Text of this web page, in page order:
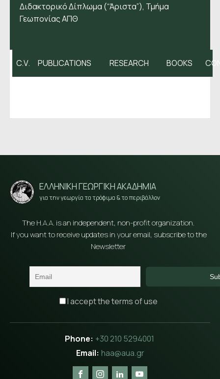
Διδακτορικό Δίπλωμα (“Άριστα”), Τμήμα
Γεωπονίας ΑΠΘ
C.V. PUBLICATIONS RESEARCH BOOKS
ΕΛΛΗΝΙΚΗ ΓΕΩΡΓΙΚΗ ΑΚΑΔΗΜΙΑ
για την γεωργία τα τρόφιμα & το περιβάλλον
The H.A.A. is an independent, non-profit organization.
If you want to receive updates in your email, subscribe to the
Newsletter
I accept the terms of use
+30 210 5294001
haa@aua.gr